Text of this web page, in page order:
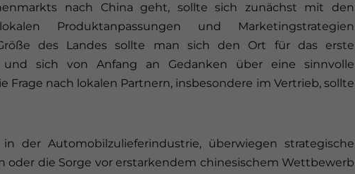
nach China geht, sollte sich zunächst mit den
Produktanpassungen und Marketingstrategien
des Landes sollte man sich den Ort für das erste
und sich von Anfang an Gedanken über eine sinnvolle
Frage nach lokalen Partnern, insbesondere im Vertrieb, sollte
der Automobilzulieferindustrie, überwiegen strategische
oder die Sorge vor erstarkendem chinesischem Wettbewerb